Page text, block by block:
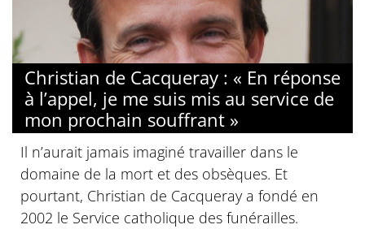
Christian de Cacqueray : « En réponse
à l’appel, je me suis mis au service de
mon prochain souffrant »
Il n’aurait jamais imaginé travailler dans le
domaine de la mort et des obsèques. Et
pourtant, Christian de Cacqueray a fondé en
2002 le Service catholique des funérailles.